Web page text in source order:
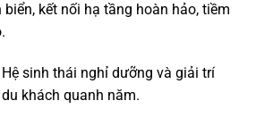
biển, kết nối hạ tầng hoàn hảo, tiềm
sinh thái nghỉ dưỡng và giải trí
khách quanh năm.